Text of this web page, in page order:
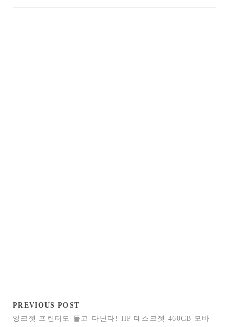
PREVIOUS POST
잉크젯 프린터도 들고 다닌다! HP 데스크젯 460CB 모바